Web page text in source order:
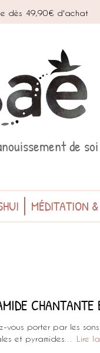
dès 49,90€ d'achat
de soi
MÉDITATION
CHANTANTE
vous porter par les
et pyramides… Lire